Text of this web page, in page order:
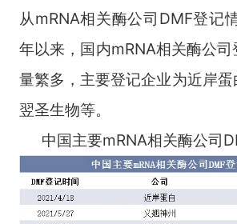
从mRNA相关酶公司DMF登记
年以来，国内mRNA相关酶公
量繁多，主要登记企业为近岸蛋
翌圣生物等。
中国主要mRNA相关酶公司